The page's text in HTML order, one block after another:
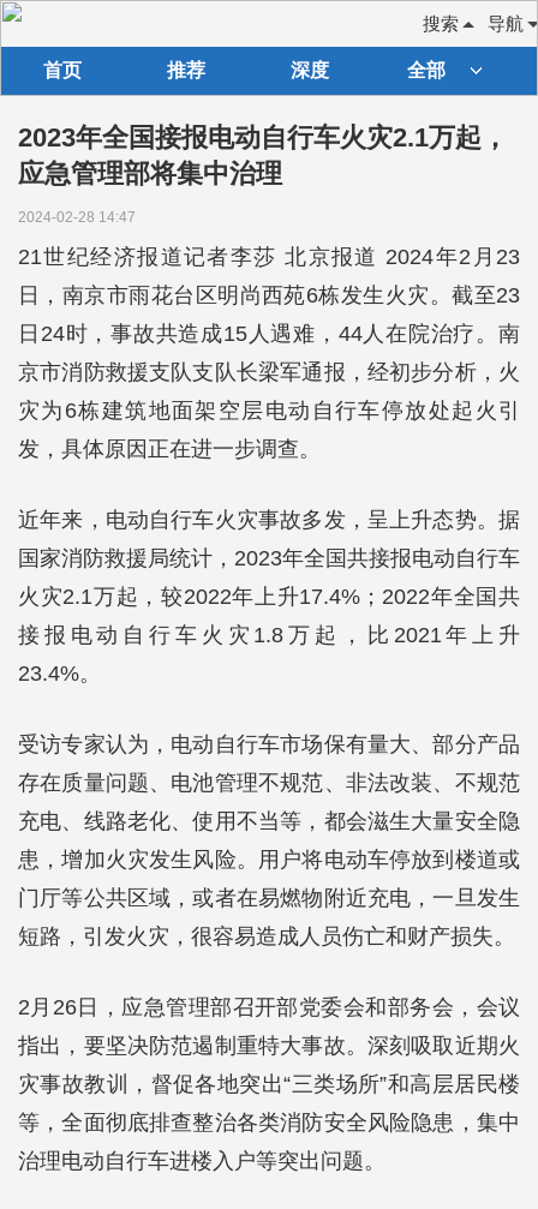
导航
搜索
首页 推荐 深度 全部
2023年全国接报电动自行车火灾2.1万起，
应急管理部将集中治理
2024-02-28 14:47
21世纪经济报道记者李莎 北京报道 2024年2月23
日，南京市雨花台区明尚西苑6栋发生火灾。截至23
日24时，事故共造成15人遇难，44人在院治疗。南
京市消防救援支队支队长梁军通报，经初步分析，火
灾为6栋建筑地面架空层电动自行车停放处起火引
发，具体原因正在进一步调查。
近年来，电动自行车火灾事故多发，呈上升态势。据
国家消防救援局统计，2023年全国共接报电动自行车
火灾2.1万起，较2022年上升17.4%；2022年全国共
接报电动自行车火灾1.8万起，比2021年上升
23.4%。
受访专家认为，电动自行车市场保有量大、部分产品
存在质量问题、电池管理不规范、非法改装、不规范
充电、线路老化、使用不当等，都会滋生大量安全隐
患，增加火灾发生风险。用户将电动车停放到楼道或
门厅等公共区域，或者在易燃物附近充电，一旦发生
短路，引发火灾，很容易造成人员伤亡和财产损失。
2月26日，应急管理部召开部党委会和部务会，会议
指出，要坚决防范遏制重特大事故。深刻吸取近期火
灾事故教训，督促各地突出“三类场所”和高层居民楼
等，全面彻底排查整治各类消防安全风险隐患，集中
治理电动自行车进楼入户等突出问题。